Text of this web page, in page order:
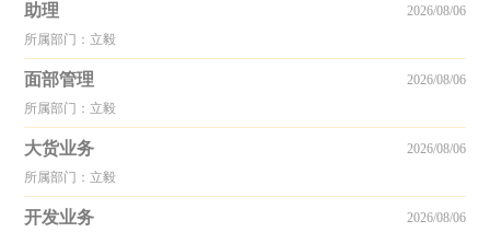
助理
所属部门：立毅
2026/08/06
面部管理
所属部门：立毅
2026/08/06
大货业务
所属部门：立毅
2026/08/06
开发业务 2026/08/06